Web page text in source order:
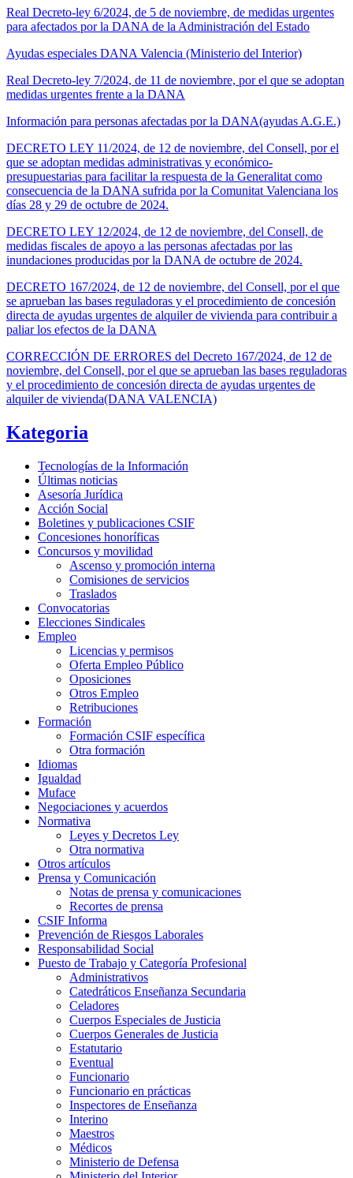
Real Decreto-ley 6/2024, de 5 de noviembre, de medidas urgentes
para afectados por la DANA de la Administración del Estado
Ayudas especiales DANA Valencia (Ministerio del Interior)
Real Decreto-ley 7/2024, de 11 de noviembre, por el que se adoptan
medidas urgentes frente a la DANA
Información para personas afectadas por la DANA(ayudas A.G.E.)
DECRETO LEY 11/2024, de 12 de noviembre, del Consell, por el
que se adoptan medidas administrativas y económico-
presupuestarias para facilitar la respuesta de la Generalitat como
consecuencia de la DANA sufrida por la Comunitat Valenciana los
días 28 y 29 de octubre de 2024.
DECRETO LEY 12/2024, de 12 de noviembre, del Consell, de
medidas fiscales de apoyo a las personas afectadas por las
inundaciones producidas por la DANA de octubre de 2024.
DECRETO 167/2024, de 12 de noviembre, del Consell, por el que
se aprueban las bases reguladoras y el procedimiento de concesión
directa de ayudas urgentes de alquiler de vivienda para contribuir a
paliar los efectos de la DANA
CORRECCIÓN DE ERRORES del Decreto 167/2024, de 12 de
noviembre, del Consell, por el que se aprueban las bases reguladoras
y el procedimiento de concesión directa de ayudas urgentes de
alquiler de vivienda(DANA VALENCIA)
Kategoria
Tecnologías de la Información
Últimas noticias
Asesoría Jurídica
Acción Social
Boletines y publicaciones CSIF
Concesiones honoríficas
Concursos y movilidad
Ascenso y promoción interna
Comisiones de servicios
Traslados
Convocatorias
Elecciones Sindicales
Empleo
Licencias y permisos
Oferta Empleo Público
Oposiciones
Otros Empleo
Retribuciones
Formación
Formación CSIF específica
Otra formación
Idiomas
Igualdad
Muface
Negociaciones y acuerdos
Normativa
Leyes y Decretos Ley
Otra normativa
Otros artículos
Prensa y Comunicación
Notas de prensa y comunicaciones
Recortes de prensa
CSIF Informa
Prevención de Riesgos Laborales
Responsabilidad Social
Puesto de Trabajo y Categoría Profesional
Administrativos
Catedráticos Enseñanza Secundaria
Celadores
Cuerpos Especiales de Justicia
Cuerpos Generales de Justicia
Estatutario
Eventual
Funcionario
Funcionario en prácticas
Inspectores de Enseñanza
Interino
Maestros
Médicos
Ministerio de Defensa